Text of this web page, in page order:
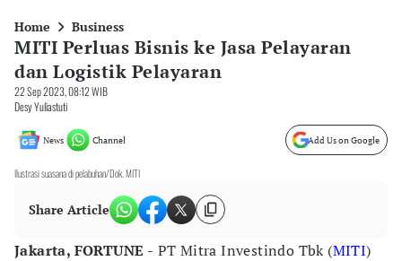
Home Business
MITI Perluas Bisnis ke Jasa Pelayaran
dan Logistik Pelayaran
22 Sep 2023, 08:12 WIB
Desy Yuliastuti
News Channel Add Us on Google
Ilustrasi suasana di pelabuhan/Dok. MITI
Share Article
Jakarta, FORTUNE - PT Mitra Investindo Tbk (MITI)